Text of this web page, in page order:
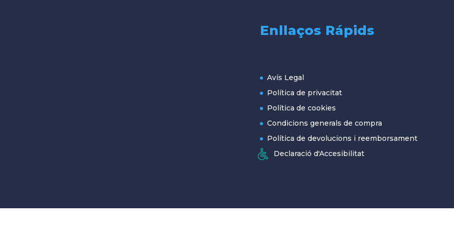
Enllaços Rápids
Avís Legal
Política de privacitat
Política de cookies
Condicions generals de compra
Política de devolucions i reemborsament
Declaració d'Accesibilitat